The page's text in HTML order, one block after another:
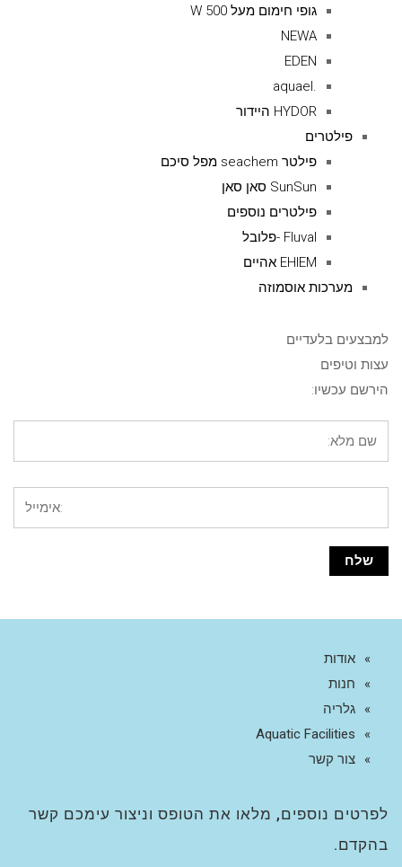
גופי חימום מעל 500 W
NEWA
EDEN
.aquael
HYDOR היידור
פילטרים
פילטר seachem מפל סיכם
SunSun סאן סאן
פילטרים נוספים
Fluval -פלובל
EHIEM אהיים
מערכות אוסמוזה
למבצעים בלעדיים
עצות וטיפים
הירשם עכשיו:
אודות
חנות
גלריה
Aquatic Facilities
צור קשר
לפרטים נוספים, מלאו את הטופס וניצור עימכם קשר
בהקדם.